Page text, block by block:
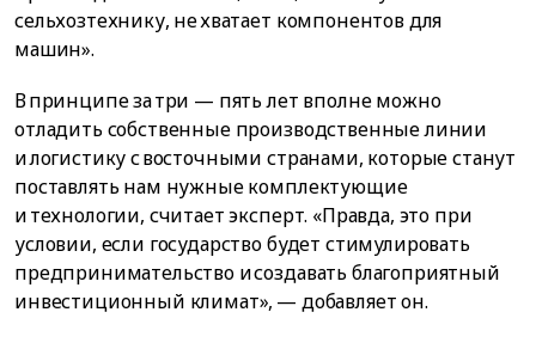
сельхозтехнику, не хватает компонентов для
машин».
В принципе за три — пять лет вполне можно
отладить собственные производственные линии
и логистику с восточными странами, которые станут
поставлять нам нужные комплектующие
и технологии, считает эксперт. «Правда, это при
условии, если государство будет стимулировать
предпринимательство и создавать благоприятный
инвестиционный климат», — добавляет он.